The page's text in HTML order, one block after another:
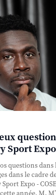
Sport
questions
dans le cadre
Expo -